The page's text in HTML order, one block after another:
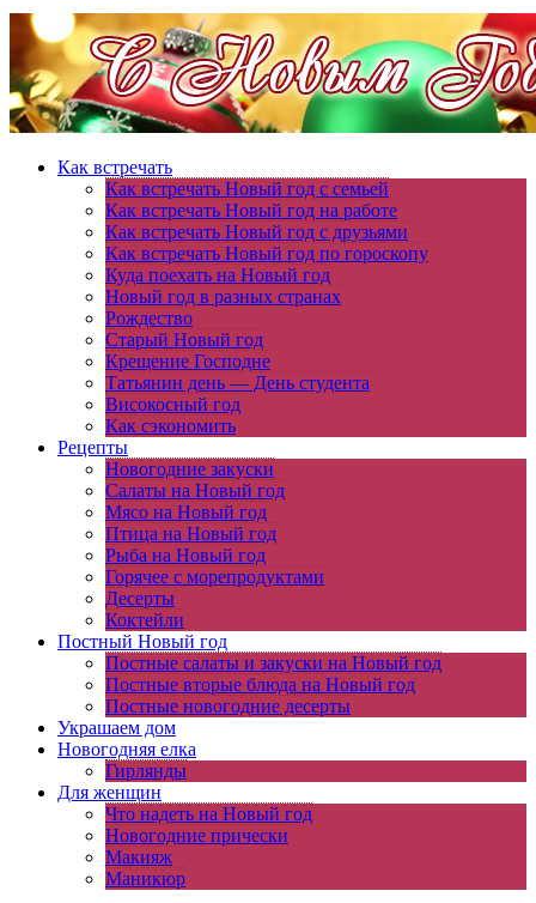
Как встречать
Как встречать Новый год с семьей
Как встречать Новый год на работе
Как встречать Новый год с друзьями
Как встречать Новый год по гороскопу
Куда поехать на Новый год
Новый год в разных странах
Рождество
Старый Новый год
Крещение Господне
Татьянин день — День студента
Високосный год
Как сэкономить
Рецепты
Новогодние закуски
Салаты на Новый год
Мясо на Новый год
Птица на Новый год
Рыба на Новый год
Горячее с морепродуктами
Десерты
Коктейли
Постный Новый год
Постные салаты и закуски на Новый год
Постные вторые блюда на Новый год
Постные новогодние десерты
Украшаем дом
Новогодняя елка
Гирлянды
Для женщин
Что надеть на Новый год
Новогодние прически
Макияж
Маникюр